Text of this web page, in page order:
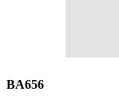
BA656